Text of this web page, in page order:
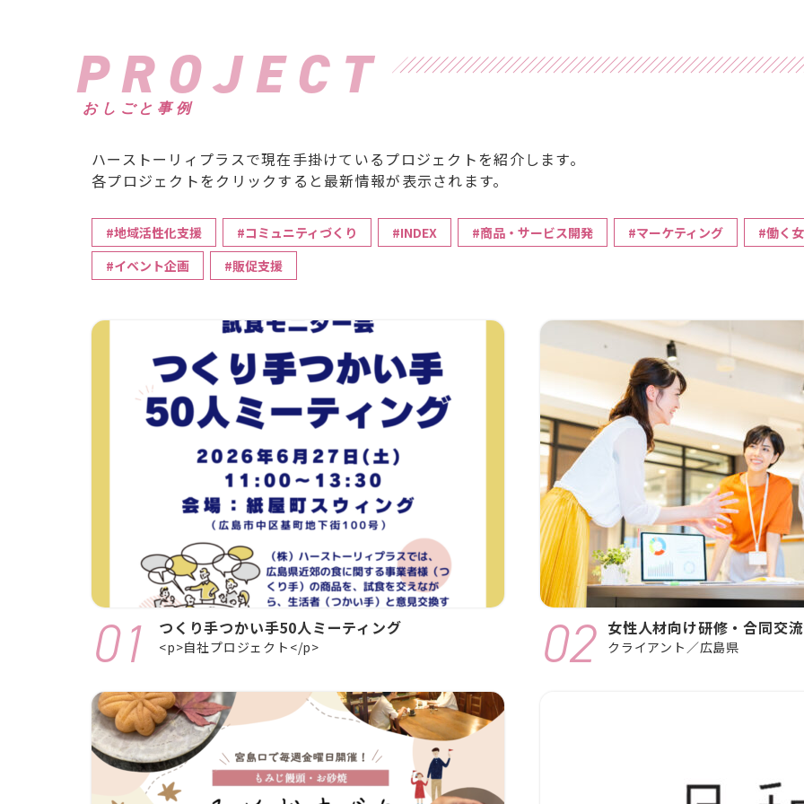
PROJECT
おしごと事例
ハーストーリィプラスで現在手掛けているプロジェクトを紹介します。
各プロジェクトをクリックすると最新情報が表示されます。
#地域活性化支援 #コミュニティづくり #INDEX #商品・サービス開発 #マーケティング
#働く
#イベント企画
#販促支援
つくり手つかい手50人ミーティング
<p>自社プロジェクト</p>
女性人材向け研修・合同交
クライアント／広島県